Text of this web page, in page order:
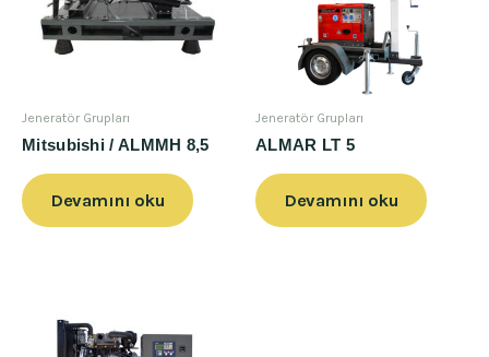
Jeneratör Grupları
Mitsubishi / ALMMH 8,5
Devamını oku
Jeneratör Grupları
ALMAR LT 5
Devamını oku